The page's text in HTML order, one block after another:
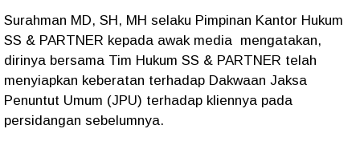
Surahman MD, SH, MH selaku Pimpinan Kantor Hukum
SS & PARTNER kepada awak media mengatakan,
dirinya bersama Tim Hukum SS & PARTNER telah
menyiapkan keberatan terhadap Dakwaan Jaksa
Penuntut Umum (JPU) terhadap kliennya pada
persidangan sebelumnya.